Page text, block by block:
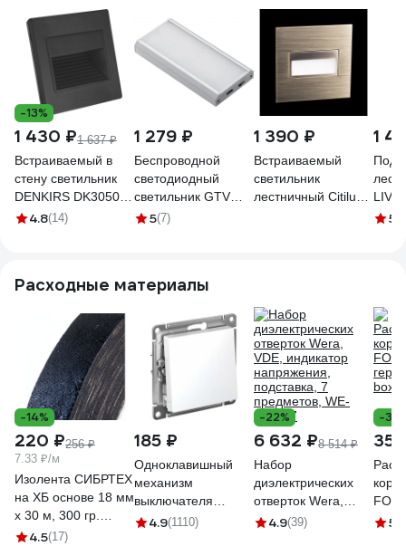
-13%
1 430 ₽1 637 ₽
Встраиваемый в
стену светильник
DENKIRS DK3050-
BK4.8(14)
1 279 ₽
Беспроводной
светодиодный
светильник GTV
coma ir (зарадка
5(7)
1 390 ₽
Встраиваемый
светильник
лестничный Citilux
1
5
Расходные материалы
-14%
220 ₽256 ₽
7.33 ₽/м
Изолента СИБРТЕХ
на ХБ основе 18 мм
х 30 м, 300 гр.
88762
4.5(17)
185 ₽
Одноклавишный
механизм
выключателя
Systeme Electric
4.9(1110)
-22%
6 632 ₽8 514 ₽
Набор
диэлектрических
отверток Wera,
VDE, индикатор
4.9(39)
-
5